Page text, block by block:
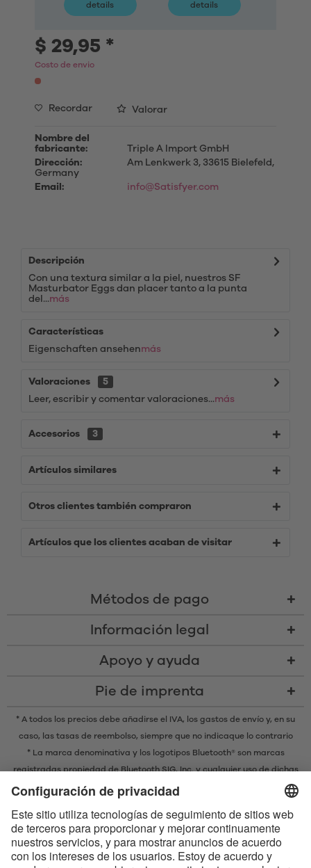
details details
$ 29,95 *
Costo de envio
Recordar Valorar
Nombre del
fabricante:
Triple A Import GmbH
Dirección:
Am Lenkwerk 3, 33615 Bielefeld,
Germany
Email:
info@Satisfyer.com
Descripción
Con una textura similar a la piel, nuestros SF
Masturbator Eggs dan placer tanto a la punta
del...más
Características
Eigenschaften ansehenmás
Valoraciones
5
Leer, escribir y comentar valoraciones...más
Accesorios 3
Artículos similares
Otros clientes también compraron
Artículos que los clientes acaban de visitar
Métodos de pago
Información legal
Apoyo y ayuda
Pie de imprenta
* A todos los precios debe añadirse el IVA, los gastos de envío y, en su
caso, las tasas de reembolso, siempre que no indicaque lo contrario
* La marca denominativa y los logotipos Bluetooth® son marcas
registradas propiedad de Bluetooth SIG, Inc. y cualquier uso de dichas
marcas por parte de EIS GmbH se realiza bajo licencia.